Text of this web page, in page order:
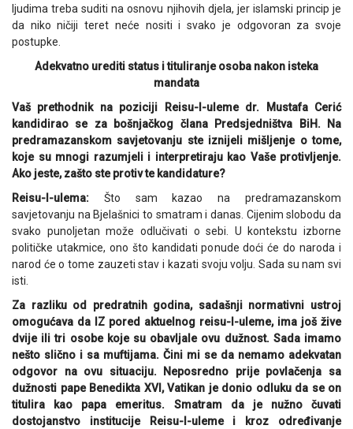
ljudima treba suditi na osnovu njihovih djela, jer islamski princip je
da niko ničiji teret neće nositi i svako je odgovoran za svoje
postupke.
Adekvatno urediti status i tituliranje osoba nakon isteka
mandata
Vaš prethodnik na poziciji Reisu-l-uleme dr. Mustafa Cerić
kandidirao se za bošnjačkog člana Predsjedništva BiH. Na
predramazanskom savjetovanju ste iznijeli mišljenje o tome,
koje su mnogi razumjeli i interpretiraju kao Vaše protivljenje.
Ako jeste, zašto ste protiv te kandidature?
Reisu-l-ulema: Što sam kazao na predramazanskom
savjetovanju na Bjelašnici to smatram i danas. Cijenim slobodu da
svako punoljetan može odlučivati o sebi. U kontekstu izborne
političke utakmice, ono što kandidati ponude doći će do naroda i
narod će o tome zauzeti stav i kazati svoju volju. Sada su nam svi
isti.
Za razliku od predratnih godina, sadašnji normativni ustroj
omogućava da IZ pored aktuelnog reisu-l-uleme, ima još žive
dvije ili tri osobe koje su obavljale ovu dužnost. Sada imamo
nešto slično i sa muftijama. Čini mi se da nemamo adekvatan
odgovor na ovu situaciju. Neposredno prije povlačenja sa
dužnosti pape Benedikta XVI, Vatikan je donio odluku da se on
titulira kao papa emeritus. Smatram da je nužno čuvati
dostojanstvo institucije Reisu-l-uleme i kroz određivanje